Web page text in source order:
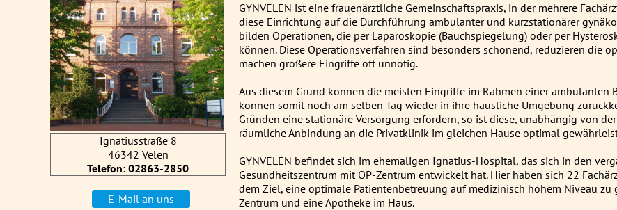
Ignatiusstraße 8
46342 Velen
Telefon: 02863-2850
E-Mail an uns
GYNVELEN ist eine frauenärztliche Gemeinschaftspraxis, in der mehrere
diese Einrichtung auf die Durchführung ambulanter und kurzstationärer
bilden Operationen, die per Laparoskopie (Bauchspiegelung) oder per
können. Diese Operationsverfahren sind besonders schonend, reduzieren die
machen größere Eingriffe oft unnötig.
Aus diesem Grund können die meisten Eingriffe im Rahmen einer
können somit noch am selben Tag wieder in ihre häusliche Umgebung
Gründen eine stationäre Versorgung erfordern, so ist diese, unabhängig von
räumliche Anbindung an die Privatklinik im gleichen Hause optimal
GYNVELEN befindet sich im ehemaligen Ignatius-Hospital, das sich in den
Gesundheitszentrum mit OP-Zentrum entwickelt hat. Hier haben sich 22
dem Ziel, eine optimale Patientenbetreuung auf medizinisch hohem Niveau zu
Zentrum und eine Apotheke im Haus.